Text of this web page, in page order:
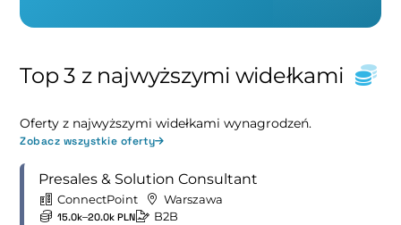
Top 3 z najwyższymi widełkami
Oferty z najwyższymi widełkami wynagrodzeń.
Zobacz wszystkie oferty
Presales & Solution Consultant
ConnectPoint Warszawa
15.0k–20.0k PLN B2B